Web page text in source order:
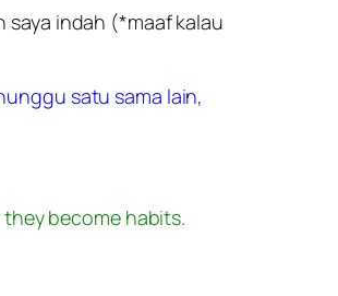
saya indah (*maaf kalau
satu sama lain,
become habits.